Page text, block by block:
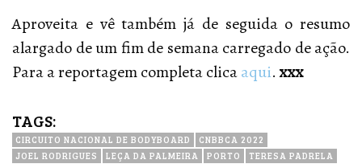
Aproveita e vê também já de seguida o resumo
alargado de um fim de semana carregado de ação.
Para a reportagem completa clicaaqui. xxx
TAGS:
CIRCUITO NACIONAL DE BODYBOARD
CNBBCA 2022
JOEL RODRIGUES
LEÇA DA PALMEIRA PORTO TERESA PADRELA